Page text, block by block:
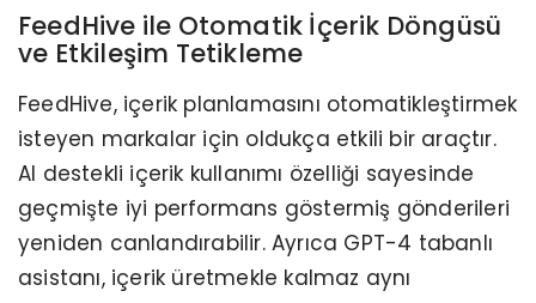
FeedHive ile Otomatik İçerik Döngüsü
ve Etkileşim Tetikleme
FeedHive, içerik planlamasını otomatikleştirmek
isteyen markalar için oldukça etkili bir araçtır.
AI destekli içerik kullanımı özelliği sayesinde
geçmişte iyi performans göstermiş gönderileri
yeniden canlandırabilir. Ayrıca GPT-4 tabanlı
asistanı, içerik üretmekle kalmaz aynı